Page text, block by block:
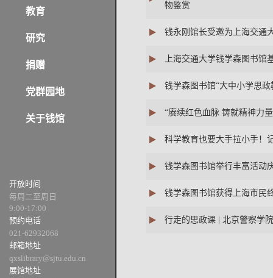
教育
研究
捐赠
党群园地
关于钱馆
开放时间
每周二至周日
9:00-17:00
预约电话
021-62932068
邮箱地址
qxslibrary@sjtu.edu.cn
展馆地址
物鉴赏
钱永刚馆长受邀为上海交通
上海交通大学钱学森图书
钱学森图书馆“大中小学思
“赓续红色血脉 铸就精神力
科学教育也要大手拉小手！
钱学森图书馆举行丰富活动
钱学森图书馆获得上海市民
行走的思政课 | 北京警察学